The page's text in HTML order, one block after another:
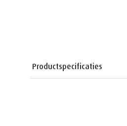
Productspecificaties